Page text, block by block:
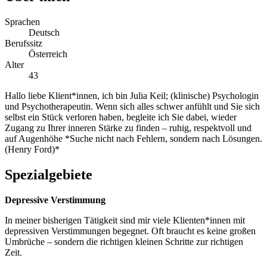
Sprachen
Deutsch
Berufssitz
Österreich
Alter
43
Hallo liebe Klient*innen, ich bin Julia Keil; (klinische) Psychologin
und Psychotherapeutin. Wenn sich alles schwer anfühlt und Sie sich
selbst ein Stück verloren haben, begleite ich Sie dabei, wieder
Zugang zu Ihrer inneren Stärke zu finden – ruhig, respektvoll und
auf Augenhöhe *Suche nicht nach Fehlern, sondern nach Lösungen.
(Henry Ford)*
Spezialgebiete
Depressive Verstimmung
In meiner bisherigen Tätigkeit sind mir viele Klienten*innen mit
depressiven Verstimmungen begegnet. Oft braucht es keine großen
Umbrüche – sondern die richtigen kleinen Schritte zur richtigen
Zeit.